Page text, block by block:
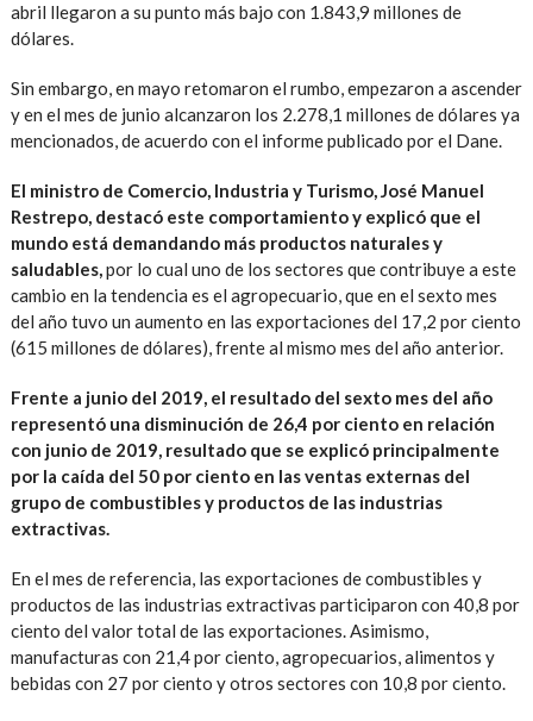
abril llegaron a su punto más bajo con 1.843,9 millones de
dólares.
Sin embargo, en mayo retomaron el rumbo, empezaron a ascender
y en el mes de junio alcanzaron los 2.278,1 millones de dólares ya
mencionados, de acuerdo con el informe publicado por el Dane.
El ministro de Comercio, Industria y Turismo, José Manuel
Restrepo, destacó este comportamiento y explicó que el
mundo está demandando más productos naturales y
saludables,por lo cual uno de los sectores que contribuye a este
cambio en la tendencia es el agropecuario, que en el sexto mes
del año tuvo un aumento en las exportaciones del 17,2 por ciento
(615 millones de dólares), frente al mismo mes del año anterior.
Frente a junio del 2019, el resultado del sexto mes del año
representó una disminución de 26,4 por ciento en relación
con junio de 2019, resultado que se explicó principalmente
por la caída del 50 por ciento en las ventas externas del
grupo de combustibles y productos de las industrias
extractivas.
En el mes de referencia, las exportaciones de combustibles y
productos de las industrias extractivas participaron con 40,8 por
ciento del valor total de las exportaciones. Asimismo,
manufacturas con 21,4 por ciento, agropecuarios, alimentos y
bebidas con 27 por ciento y otros sectores con 10,8 por ciento.